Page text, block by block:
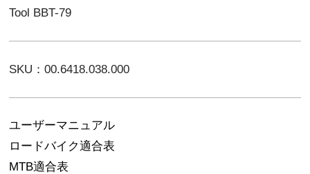
Tool BBT-79
SKU：00.6418.038.000
ユーザーマニュアル
ロードバイク適合表
MTB適合表